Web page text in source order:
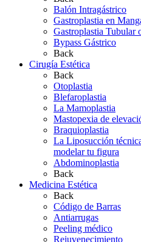
Balón Intragástrico
Gastroplastia en
Gastroplastia Tubular
Bypass Gástrico
Back
Cirugía Estética
Back
Otoplastia
Blefaroplastia
La Mamoplastia
Mastopexia de
Braquioplastia
La Liposucción
modelar tu figura
Abdominoplastia
Back
Medicina Estética
Back
Código de Barras
Antiarrugas
Peeling médico
Rejuvenecimiento